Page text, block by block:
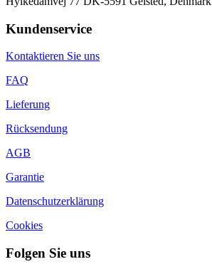
Kundenservice
Kontaktieren Sie uns
FAQ
Lieferung
Rücksendung
AGB
Garantie
Datenschutzerklärung
Cookies
Folgen Sie uns